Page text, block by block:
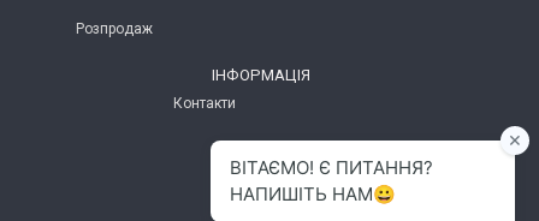
Розпродаж
ІНФОРМАЦІЯ
Контакти